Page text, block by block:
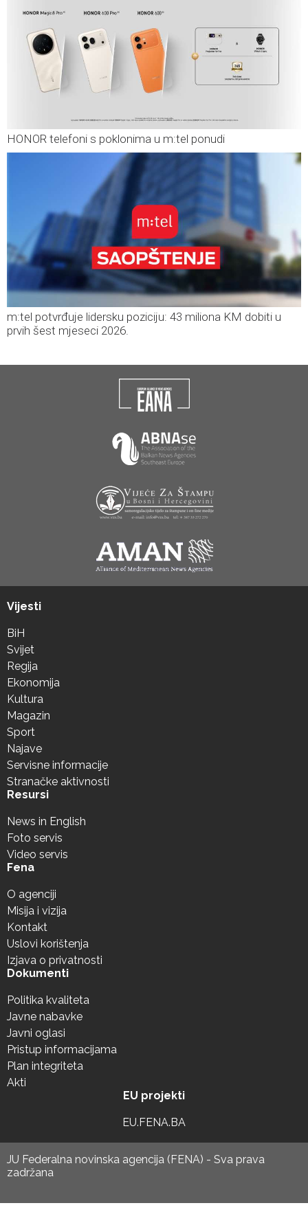
HONOR telefoni s poklonima u m:tel ponudi
m:tel potvrđuje lidersku poziciju: 43 miliona KM dobiti u
prvih šest mjeseci 2026.
Vijesti
BiH
Svijet
Regija
Ekonomija
Kultura
Magazin
Sport
Najave
Servisne informacije
Stranačke aktivnosti
Resursi
News in English
Foto servis
Video servis
Fena
O agenciji
Misija i vizija
Kontakt
Uslovi korištenja
Izjava o privatnosti
Dokumenti
Politika kvaliteta
Javne nabavke
Javni oglasi
Pristup informacijama
Plan integriteta
Akti
EU projekti
EU.FENA.BA
JU Federalna novinska agencija (FENA) - Sva prava
zadržana